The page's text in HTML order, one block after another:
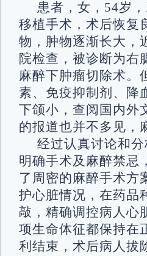
患者，女，54岁
移植手术，术后恢复
物，肿物逐渐长大，
院检查，被诊断为右
麻醉下肿瘤切除术。
素、免疫抑制剂、降
下颌小，查阅国内外
的报道也并不多见，
经过认真讨论和
明确手术及麻醉禁忌
了周密的麻醉手术方
护心脏情况，在药品
敲，精确调控病人心
项生命体征都保持在
利结束，术后病人拔